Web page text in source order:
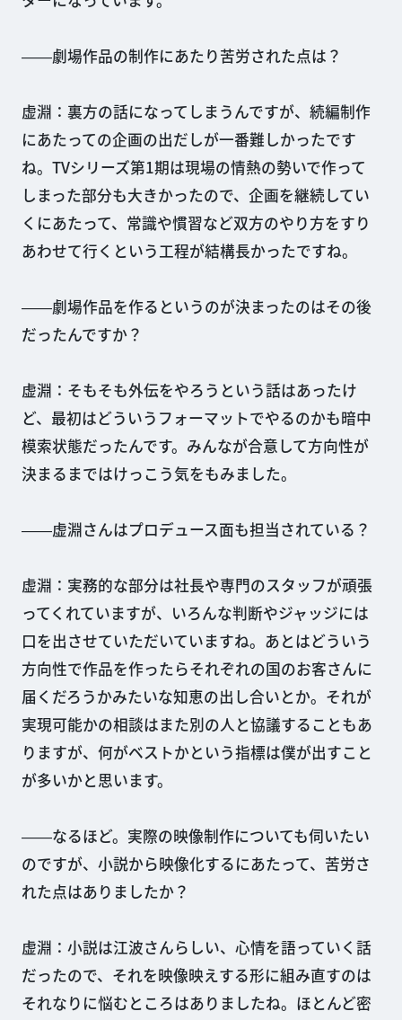
――劇場作品の制作にあたり苦労された点は？
虚淵：裏方の話になってしまうんですが、続編制作
にあたっての企画の出だしが一番難しかったです
ね。TVシリーズ第1期は現場の情熱の勢いで作って
しまった部分も大きかったので、企画を継続してい
くにあたって、常識や慣習など双方のやり方をすり
あわせて行くという工程が結構長かったですね。
――劇場作品を作るというのが決まったのはその後
だったんですか？
虚淵：そもそも外伝をやろうという話はあったけ
ど、最初はどういうフォーマットでやるのかも暗中
模索状態だったんです。みんなが合意して方向性が
決まるまではけっこう気をもみました。
――虚淵さんはプロデュース面も担当されている？
虚淵：実務的な部分は社長や専門のスタッフが頑張
ってくれていますが、いろんな判断やジャッジには
口を出させていただいていますね。あとはどういう
方向性で作品を作ったらそれぞれの国のお客さんに
届くだろうかみたいな知恵の出し合いとか。それが
実現可能かの相談はまた別の人と協議することもあ
りますが、何がベストかという指標は僕が出すこと
が多いかと思います。
――なるほど。実際の映像制作についても伺いたい
のですが、小説から映像化するにあたって、苦労さ
れた点はありましたか？
虚淵：小説は江波さんらしい、心情を語っていく話
だったので、それを映像映えする形に組み直すのは
それなりに悩むところはありましたね。ほとんど密